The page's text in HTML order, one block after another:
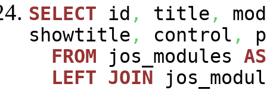
SELECT id , title ,
showtitle , control ,
FROM jos_modules AS
LEFT JOIN